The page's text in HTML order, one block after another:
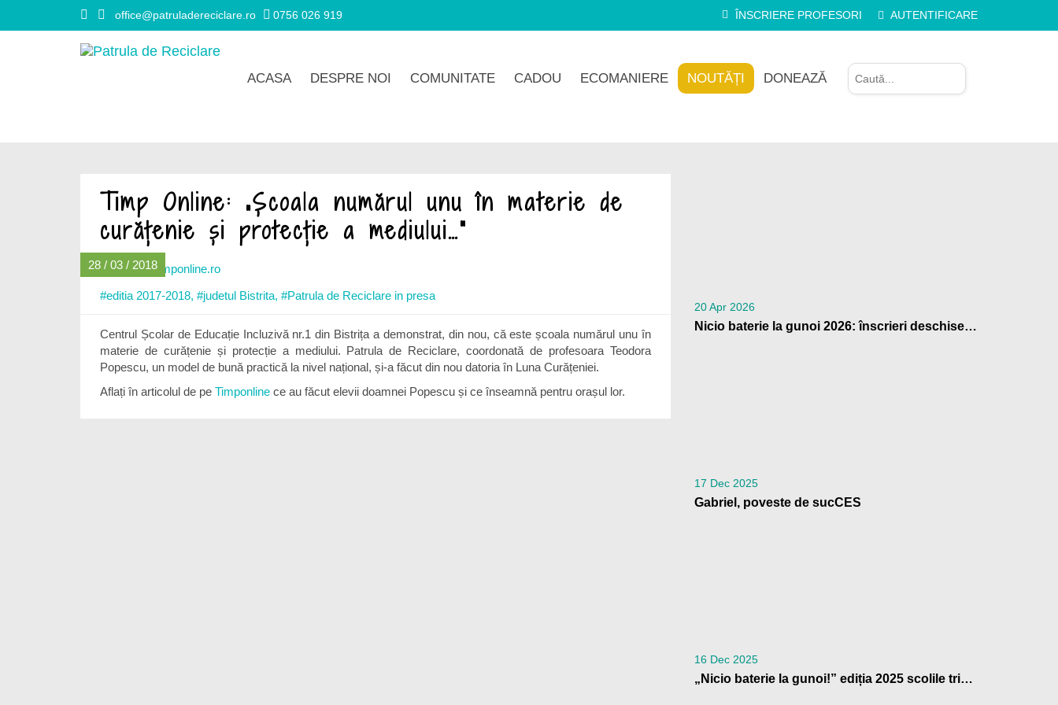
office@patruladereciclare.ro 0756 026 919 ÎNSCRIERE PROFESORI AUTENTIFICARE
ACASA DESPRE NOI COMUNITATE CADOU ECOMANIERE NOUTĂȚI DONEAZĂ
Timp Online: „Școala numărul unu în materie de
curățenie și protecție a mediului…”
28 / 03 / 2018
#editia 2017-2018, #judetul Bistrita, #Patrula de Reciclare in presa
Centrul Școlar de Educație Incluzivă nr.1 din Bistrița a demonstrat, din nou, că este școala numărul unu în
materie de curățenie și protecție a mediului. Patrula de Reciclare, coordonată de profesoara Teodora
Popescu, un model de bună practică la nivel național, și-a făcut din nou datoria în Luna Curățeniei.
Aflați în articolul de pe Timponline ce au făcut elevii doamnei Popescu și ce înseamnă pentru orașul lor.
20 Apr 2026
Nicio baterie la gunoi 2026: înscrieri deschise pentru școli
17 Dec 2025
Gabriel, poveste de sucCES
16 Dec 2025
„Nicio baterie la gunoi!” ediția 2025 scolile trimit la reciclare peste 4 tone de baterii uzate